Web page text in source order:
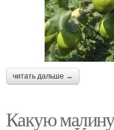
читать дальше →
Какую